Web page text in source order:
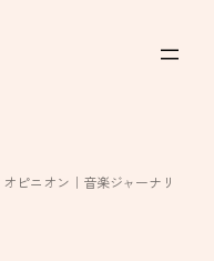
オピニオン｜音楽ジャーナリ